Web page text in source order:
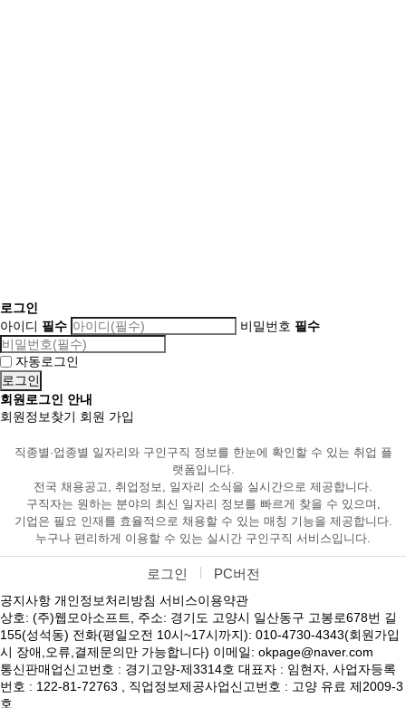
로그인
아이디 필수 비밀번호 필수
자동로그인
회원로그인 안내
회원정보찾기 회원 가입
직종별·업종별 일자리와 구인구직 정보를 한눈에 확인할 수 있는 취업 플
랫폼입니다.
전국 채용공고, 취업정보, 일자리 소식을 실시간으로 제공합니다.
구직자는 원하는 분야의 최신 일자리 정보를 빠르게 찾을 수 있으며,
기업은 필요 인재를 효율적으로 채용할 수 있는 매칭 기능을 제공합니다.
누구나 편리하게 이용할 수 있는 실시간 구인구직 서비스입니다.
로그인 PC버전
공지사항 개인정보처리방침 서비스이용약관
상호: (주)웹모아소프트, 주소: 경기도 고양시 일산동구 고봉로678번 길
155(성석동) 전화(평일오전 10시~17시까지): 010-4730-4343(회원가입
시 장애,오류,결제문의만 가능합니다) 이메일: okpage@naver.com
통신판매업신고번호 : 경기고양-제3314호 대표자 : 임현자, 사업자등록
번호 : 122-81-72763 , 직업정보제공사업신고번호 : 고양 유료 제2009-3
호